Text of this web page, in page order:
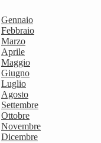
Gennaio
Febbraio
Marzo
Aprile
Maggio
Giugno
Luglio
Agosto
Settembre
Ottobre
Novembre
Dicembre